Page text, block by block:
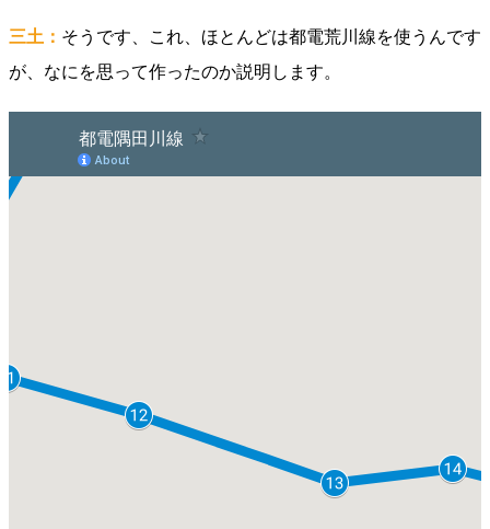
三土： そうです、これ、ほとんどは都電荒川線を使うんです
が、なにを思って作ったのか説明します。